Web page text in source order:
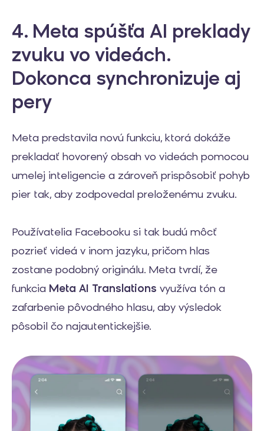
4. Meta spúšťa AI preklady
zvuku vo videách.
Dokonca synchronizuje aj
pery
Meta predstavila novú funkciu, ktorá dokáže
prekladať hovorený obsah vo videách pomocou
umelej inteligencie a zároveň prispôsobiť pohyb
pier tak, aby zodpovedal preloženému zvuku.
Používatelia Facebooku si tak budú môcť
pozrieť videá v inom jazyku, pričom hlas
zostane podobný originálu. Meta tvrdí, že
funkcia Meta AI Translations využíva tón a
zafarbenie pôvodného hlasu, aby výsledok
pôsobil čo najautentickejšie.